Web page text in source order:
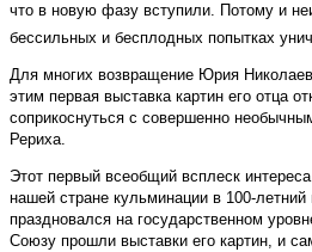
что в новую фазу вступили. Потому и
бессильных и бесплодных попытках
Для многих возвращение Юрия
этим первая выставка картин его отца
соприкоснуться с совершенно
Рериха.
Этот первый всеобщий всплеск
нашей стране кульминации в 100-
праздновался на государственном
Союзу прошли выставки его картин, и